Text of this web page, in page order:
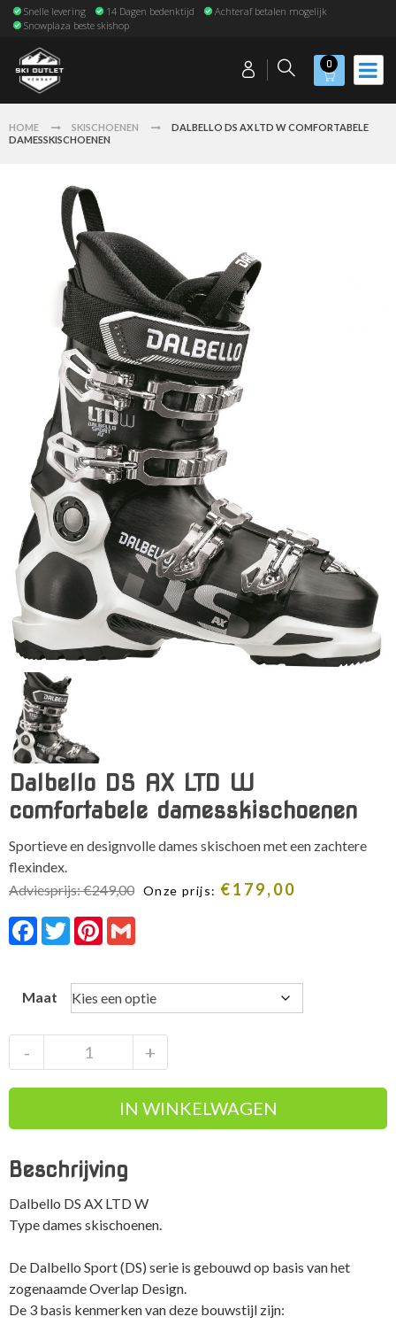
Snelle levering 14 Dagen bedenktijd
Achteraf betalen mogelijk
Snowplaza beste skishop
0
HOME SKISCHOENEN
DALBELLO DS AX LTD W COMFORTABELE
DAMESSKISCHOENEN
Dalbello DS AX LTD W
comfortabele damesskischoenen
Sportieve en designvolle dames skischoen met een zachtere
flexindex.
Adviesprijs:€249,00 Onze prijs: €179,00
Facebook
TwitterPinterest
Maat
Dalbello
DS
AX
W
damesskischoenen
+
-
IN WINKELWAGEN
Beschrijving
Dalbello DS AX LTD W
Type dames skischoenen.
De Dalbello Sport (DS) serie is gebouwd op basis van het
zogenaamde Overlap Design.
De 3 basis kenmerken van deze bouwstijl zijn: